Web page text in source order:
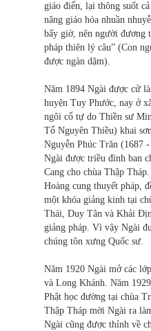
giáo điển, lại thông suốt
năng giáo hóa nhuần
bấy giờ, nên người đương
pháp thiên lý câu” (Con
được ngàn dặm).
Năm 1894 Ngài được cử
huyện Tuy Phước, nay ở
ngôi cổ tự do Thiền sư
Tổ Nguyên Thiều) khai
Nguyễn Phúc Trăn (1687
Ngài được triều đình ban
Cang cho chùa Thập
Hoàng cung thuyết pháp,
một khóa giảng kinh tại
Thái, Duy Tân và Khải
giảng pháp. Vì vậy Ngài
chúng tôn xưng Quốc sư.
Năm 1920 Ngài mở các
và Long Khánh. Năm
Phật học đường tại chùa
Thập Tháp mời Ngài ra
Ngài cũng được thỉnh về